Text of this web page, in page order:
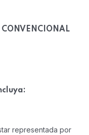
representada por